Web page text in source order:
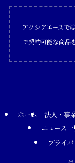
アクシアエースで
で契約可能な商品
ホーム 法人・事
ニュース
プライ